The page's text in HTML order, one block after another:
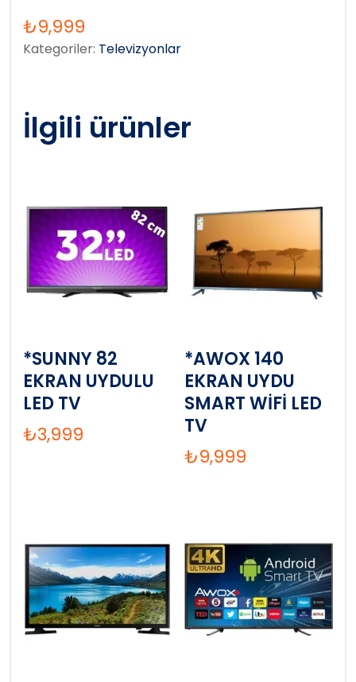
₺9,999
Kategoriler: Televizyonlar
İlgili ürünler
*SUNNY 82
EKRAN UYDULU
LED TV
₺3,999
*AWOX 140
EKRAN UYDU
SMART WİFİ LED
TV
₺9,999